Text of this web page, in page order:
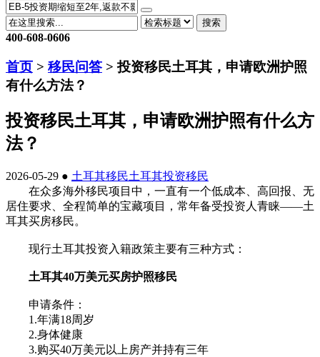
搜索
400-608-0606
首页 > 移民问答 > 投资移民土耳其，申请欧洲护照
有什么方法？
投资移民土耳其，申请欧洲护照有什么方
法？
2026-05-29 ● 土耳其移民土耳其投资移民
在众多海外移民项目中，一直有一个低成本、高回报、无
居住要求、全程简单的宝藏项目，常年备受投资人青睐——土
耳其买房移民。
现行土耳其投资入籍政策主要有三种方式：
土耳其40万美元买房护照移民
申请条件：
1.年满18周岁
2.身体健康
3.购买40万美元以上房产并持有三年